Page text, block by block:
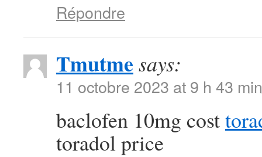
Répondre
Tmutme says:
11 octobre 2023 at 9 h 43 min
baclofen 10mg cost
toradol price